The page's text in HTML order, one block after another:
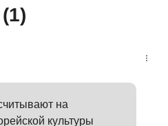
1)
на
культуры